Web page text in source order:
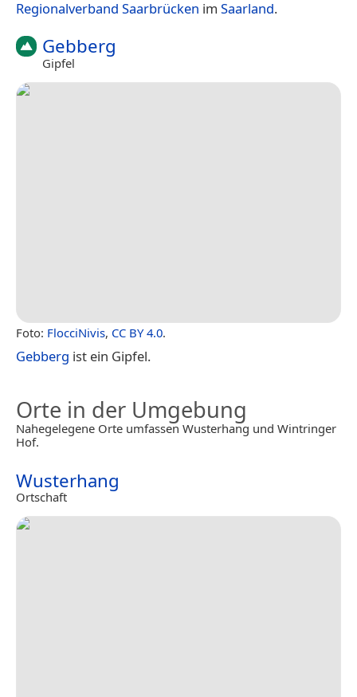
Regionalverband Saarbrücken im Saarland.
Gebberg
Gipfel
Foto: FlocciNivis, CC BY 4.0.
Gebberg ist ein Gipfel.
Orte in der Umgebung
Nahegelegene Orte umfassen Wusterhang und Wintringer
Hof.
Wusterhang
Ortschaft